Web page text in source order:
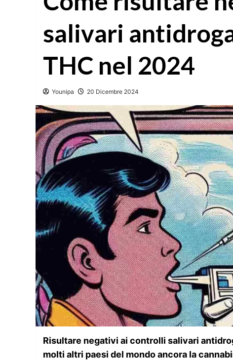
salivari
THC nel 2024
Younipa 20 Dicembre 2024
Risultare negativi ai controlli salivari
molti altri paesi del mondo ancora la